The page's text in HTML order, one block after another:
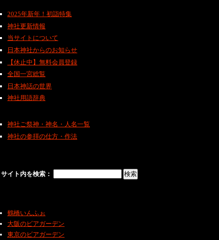
2025年新年！初詣特集
神社更新情報
当サイトについて
日本神社からのお知らせ
【休止中】無料会員登録
全国一宮総覧
日本神話の世界
神社用語辞典
神社ご祭神・神名・人名一覧
神社の参拝の仕方・作法
サイト内を検索：
鶴橋いんふぉ
大阪のビアガーデン
東京のビアガーデン